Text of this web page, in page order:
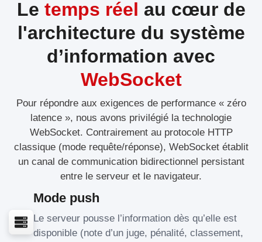
Le temps réel au cœur de
l'architecture du système
d’information avec
WebSocket
Pour répondre aux exigences de performance « zéro
latence », nous avons privilégié la technologie
WebSocket. Contrairement au protocole HTTP
classique (mode requête/réponse), WebSocket établit
un canal de communication bidirectionnel persistant
entre le serveur et le navigateur.
Mode push
Le serveur pousse l’information dès qu’elle est
disponible (note d’un juge, pénalité, classement,